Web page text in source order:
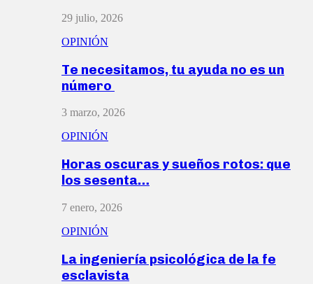
29 julio, 2026
OPINIÓN
Te necesitamos, tu ayuda no es un
número
3 marzo, 2026
OPINIÓN
Horas oscuras y sueños rotos: que
los sesenta…
7 enero, 2026
OPINIÓN
La ingeniería psicológica de la fe
esclavista